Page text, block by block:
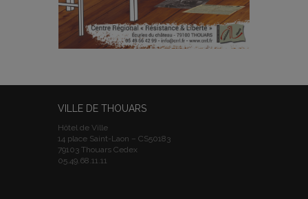
VILLE DE THOUARS
Hôtel de Ville
14 place Saint-Laon – CS50183
79103 Thouars Cedex
05.49.68.11.11